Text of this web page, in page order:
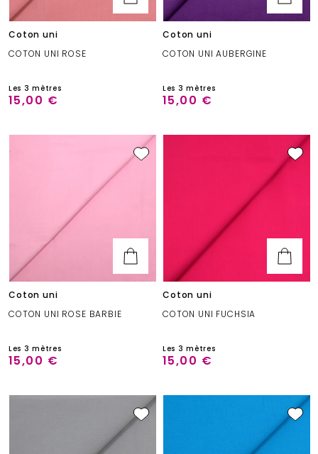
Coton uni
COTON UNI ROSE
Les 3 mètres
15,00 €
Coton uni
COTON UNI AUBERGINE
Les 3 mètres
15,00 €
Coton uni
COTON UNI ROSE BARBIE
Les 3 mètres
15,00 €
Coton uni
COTON UNI FUCHSIA
Les 3 mètres
15,00 €